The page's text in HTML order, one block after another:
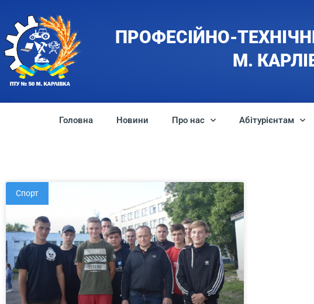
ПРОФЕСІЙНО-
М.
Головна Новини Про нас Абітурієнтам
Спорт